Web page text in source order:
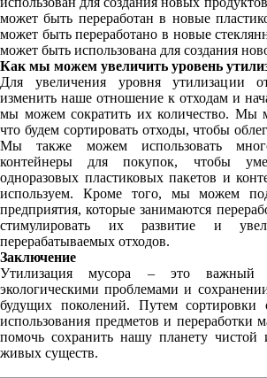
может быть переработан в новые
может быть переработано в новые
может быть использована для создания
Как мы можем увеличить уровень
Для увеличения уровня утилизации
изменить наше отношение к отходам и
мы можем сократить их количество. Мы
что будем сортировать отходы, чтобы
Мы также можем использовать
контейнеры для покупок, чтобы
одноразовых пластиковых пакетов и
используем. Кроме того, мы можем
предприятия, которые занимаются
стимулировать их развитие и
перерабатываемых отходов.
Заключение
Утилизация мусора – это
экологическими проблемами и
будущих поколений. Путем сортировки
использования предметов и переработки
помочь сохранить нашу планету чистой
живых существ.